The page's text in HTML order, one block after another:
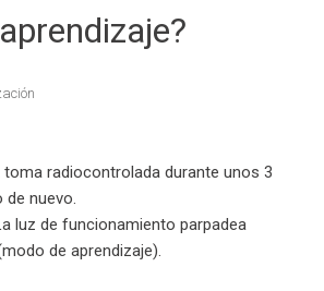
toma radiocontrolada durante unos 3
de nuevo.
luz de funcionamiento parpadea
de aprendizaje).